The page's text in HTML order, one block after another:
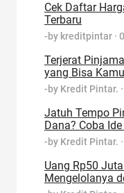
Cek Daftar
Terbaru
-by kreditpintar ·
Terjerat
yang Bisa
-by Kredit Pintar. ·
Jatuh Tempo
Dana? Coba
-by Kredit Pintar. ·
Uang Rp50
Mengelolanya